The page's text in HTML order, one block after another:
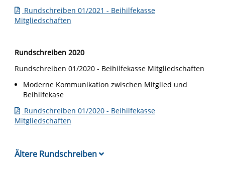
Rundschreiben 01/2021 - Beihilfekasse
Mitgliedschaften
Rundschreiben 2020
Rundschreiben 01/2020 - Beihilfekasse Mitgliedschaften
Moderne Kommunikation zwischen Mitglied und
Beihilfekase
Rundschreiben 01/2020 - Beihilfekasse
Mitgliedschaften
Ältere Rundschreiben